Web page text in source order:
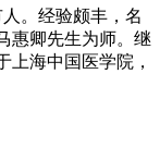
。经验颇丰，名
惠卿先生为师。继
上海中国医学院，